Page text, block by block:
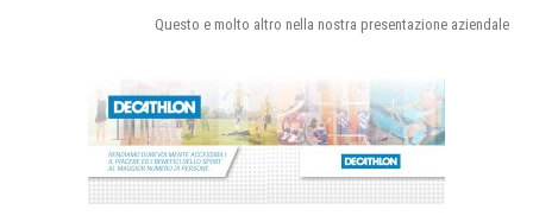
Questo e molto altro nella nostra presentazione aziendale